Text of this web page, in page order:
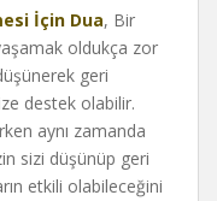
İçin Dua, Bir
oldukça zor
geri
destek olabilir.
aynı zamanda
sizi düşünüp geri
etkili olabileceğini